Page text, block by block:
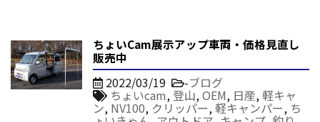
ちょいCam展示アップ車両・価格見直し
販売中
2022/03/19 -ブログ
ちょいcam,登山,OEM, 日産, 軽キャ
ン, NV100, クリッパー, 軽キャンパー, ち